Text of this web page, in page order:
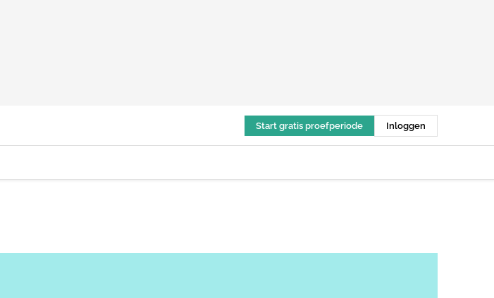
Start gratis proefperiode Inloggen